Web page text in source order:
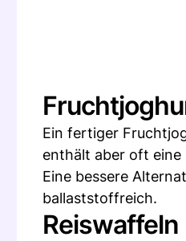
Ein fertiger
enthält aber oft eine
Eine bessere
ballaststoffreich.
Reiswaffeln